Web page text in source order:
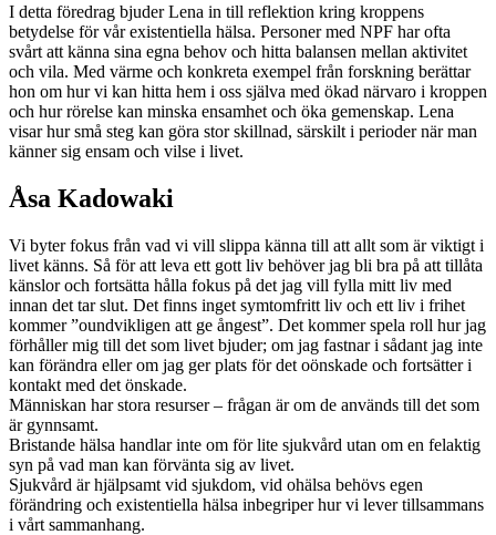
I detta föredrag bjuder Lena in till reflektion kring kroppens
betydelse för vår existentiella hälsa. Personer med NPF har ofta
svårt att känna sina egna behov och hitta balansen mellan aktivitet
och vila. Med värme och konkreta exempel från forskning berättar
hon om hur vi kan hitta hem i oss själva med ökad närvaro i kroppen
och hur rörelse kan minska ensamhet och öka gemenskap. Lena
visar hur små steg kan göra stor skillnad, särskilt i perioder när man
känner sig ensam och vilse i livet.
Åsa Kadowaki
Vi byter fokus från vad vi vill slippa känna till att allt som är viktigt i
livet känns. Så för att leva ett gott liv behöver jag bli bra på att tillåta
känslor och fortsätta hålla fokus på det jag vill fylla mitt liv med
innan det tar slut. Det finns inget symtomfritt liv och ett liv i frihet
kommer ”oundvikligen att ge ångest”. Det kommer spela roll hur jag
förhåller mig till det som livet bjuder; om jag fastnar i sådant jag inte
kan förändra eller om jag ger plats för det oönskade och fortsätter i
kontakt med det önskade.
Människan har stora resurser – frågan är om de används till det som
är gynnsamt.
Bristande hälsa handlar inte om för lite sjukvård utan om en felaktig
syn på vad man kan förvänta sig av livet.
Sjukvård är hjälpsamt vid sjukdom, vid ohälsa behövs egen
förändring och existentiella hälsa inbegriper hur vi lever tillsammans
i vårt sammanhang.